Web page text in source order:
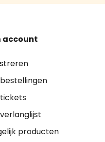
account
producten